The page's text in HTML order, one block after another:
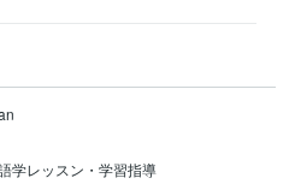
学レッスン・学習指導